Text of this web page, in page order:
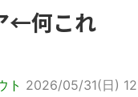
←何これ
ト 2026/05/31(日)